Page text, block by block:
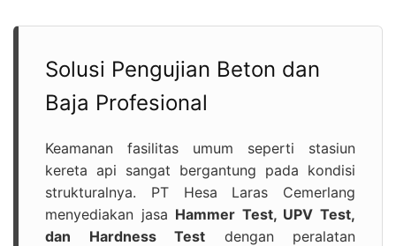
Solusi Pengujian Beton dan
Baja Profesional
Keamanan fasilitas umum seperti stasiun
kereta api sangat bergantung pada kondisi
strukturalnya. PT Hesa Laras Cemerlang
menyediakan jasa Hammer Test, UPV Test,
dan Hardness Test dengan peralatan